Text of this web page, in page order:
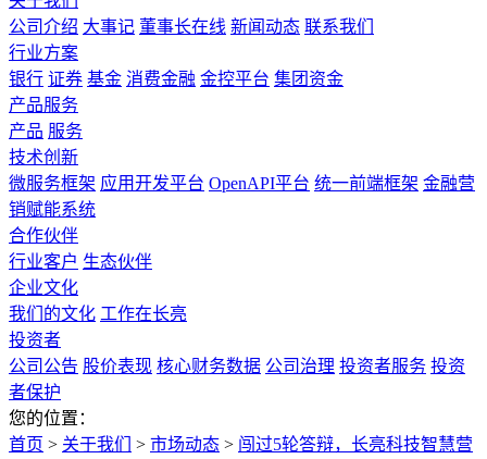
公司介绍 大事记 董事长在线 新闻动态 联系我们
行业方案
银行 证券 基金 消费金融 金控平台 集团资金
产品服务
产品 服务
技术创新
微服务框架 应用开发平台 OpenAPI平台 统一前端框架 金融营
销赋能系统
合作伙伴
行业客户 生态伙伴
企业文化
我们的文化 工作在长亮
投资者
公司公告 股价表现 核心财务数据 公司治理 投资者服务 投资
者保护
您的位置：
首页 > 关于我们 > 市场动态 > 闯过5轮答辩，长亮科技智慧营